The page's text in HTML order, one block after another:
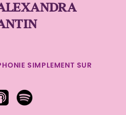
SIMPLEMENT SUR